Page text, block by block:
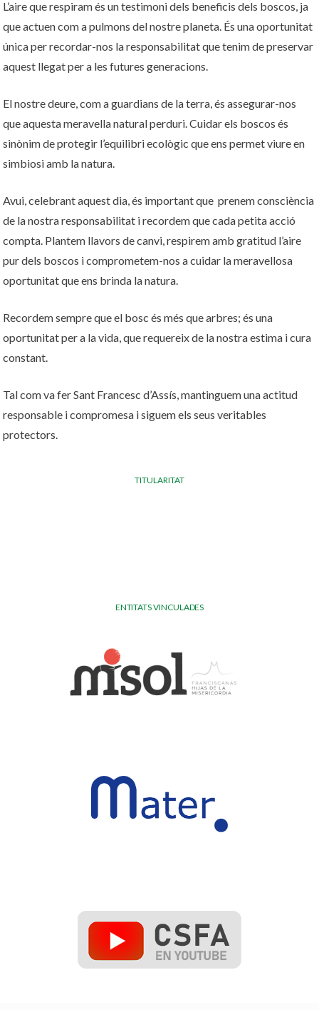
L’aire que respiram és un testimoni dels beneficis dels boscos, ja
que actuen com a pulmons del nostre planeta. És una oportunitat
única per recordar-nos la responsabilitat que tenim de preservar
aquest llegat per a les futures generacions.
El nostre deure, com a guardians de la terra, és assegurar-nos
que aquesta meravella natural perduri. Cuidar els boscos és
sinònim de protegir l’equilibri ecològic que ens permet viure en
simbiosi amb la natura.
Avui, celebrant aquest dia, és important que prenem consciència
de la nostra responsabilitat i recordem que cada petita acció
compta. Plantem llavors de canvi, respirem amb gratitud l’aire
pur dels boscos i comprometem-nos a cuidar la meravellosa
oportunitat que ens brinda la natura.
Recordem sempre que el bosc és més que arbres; és una
oportunitat per a la vida, que requereix de la nostra estima i cura
constant.
Tal com va fer Sant Francesc d’Assís, mantinguem una actitud
responsable i compromesa i siguem els seus veritables
protectors.
TITULARITAT
ENTITATS VINCULADES